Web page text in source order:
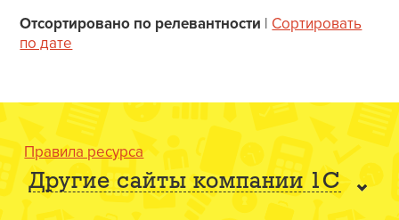
Отсортировано по релевантности | Сортировать
по дате
Правила ресурса
Другие сайты компании 1С